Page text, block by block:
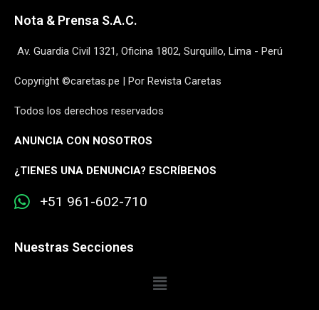
Nota & Prensa S.A.C.
Av. Guardia Civil 1321, Oficina 1802, Surquillo, Lima - Perú
Copyright ©caretas.pe | Por Revista Caretas
Todos los derechos reservados
ANUNCIA CON NOSOTROS
¿TIENES UNA DENUNCIA? ESCRÍBENOS
+51 961-602-710
Nuestras Secciones